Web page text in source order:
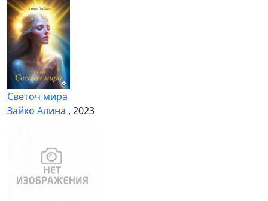
Светоч мира
Зайко Алина , 2023